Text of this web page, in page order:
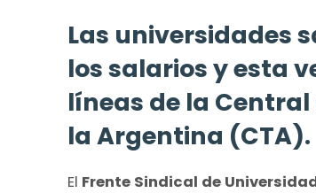
Las universidades
los salarios y esta
líneas de la
la Argentina (CTA).
El Frente Sindical de